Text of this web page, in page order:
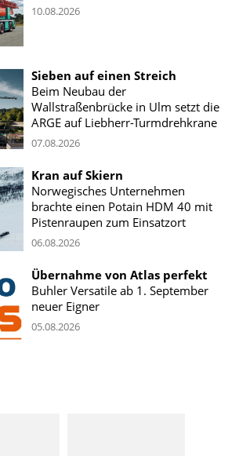
10.08.2026
Sieben auf einen Streich
Beim Neubau der
Wallstraßenbrücke in Ulm setzt die
ARGE auf Liebherr-Turmdrehkrane
07.08.2026
Kran auf Skiern
Norwegisches Unternehmen
brachte einen Potain HDM 40 mit
Pistenraupen zum Einsatzort
06.08.2026
Übernahme von Atlas perfekt
Buhler Versatile ab 1. September
neuer Eigner
05.08.2026